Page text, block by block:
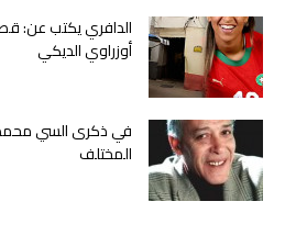
الدافري يكتب عن:
أوزراوي الديكي
في ذكرى السي محمد
المختلف